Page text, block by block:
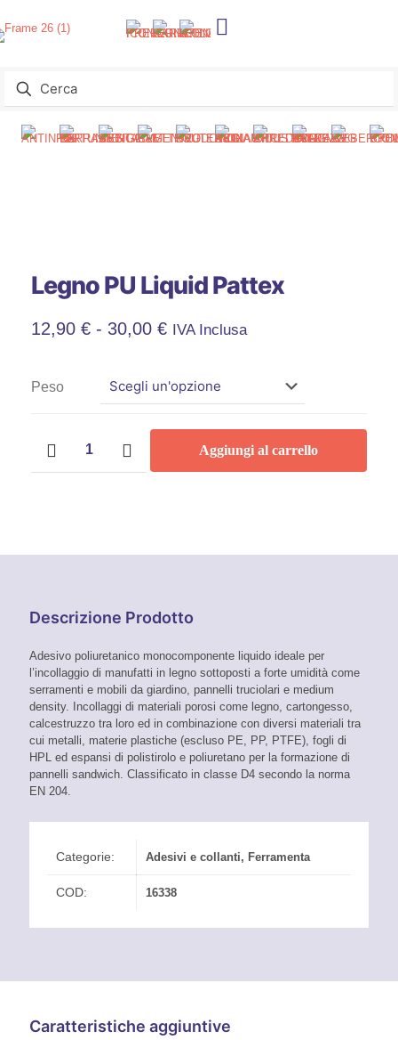
Legno PU Liquid Pattex
12,90 € - 30,00 €Fascia
Prezzo:
12,90 €
30,00 €
IVA Inclusa
Peso
Liquid
Aggiungi al carrello
Descrizione Prodotto
Adesivo poliuretanico monocomponente liquido ideale per
l’incollaggio di manufatti in legno sottoposti a forte umidità come
serramenti e mobili da giardino, pannelli truciolari e medium
density. Incollaggi di materiali porosi come legno, cartongesso,
calcestruzzo tra loro ed in combinazione con diversi materiali tra
cui metalli, materie plastiche (escluso PE, PP, PTFE), fogli di
HPL ed espansi di polistirolo e poliuretano per la formazione di
pannelli sandwich. Classificato in classe D4 secondo la norma
EN 204.
Categorie: Adesivi e collanti, Ferramenta
COD: 16338
Caratteristiche aggiuntive